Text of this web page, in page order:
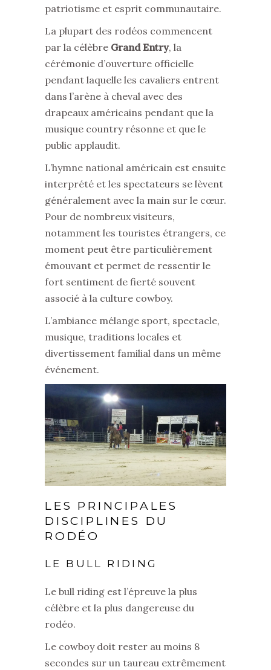
patriotisme et esprit communautaire.
La plupart des rodéos commencent
par la célèbre Grand Entry, la
cérémonie d’ouverture officielle
pendant laquelle les cavaliers entrent
dans l’arène à cheval avec des
drapeaux américains pendant que la
musique country résonne et que le
public applaudit.
L’hymne national américain est ensuite
interprété et les spectateurs se lèvent
généralement avec la main sur le cœur.
Pour de nombreux visiteurs,
notamment les touristes étrangers, ce
moment peut être particulièrement
émouvant et permet de ressentir le
fort sentiment de fierté souvent
associé à la culture cowboy.
L’ambiance mélange sport, spectacle,
musique, traditions locales et
divertissement familial dans un même
événement.
LES PRINCIPALES
DISCIPLINES DU
RODÉO
LE BULL RIDING
Le bull riding est l’épreuve la plus
célèbre et la plus dangereuse du
rodéo.
Le cowboy doit rester au moins 8
secondes sur un taureau extrêmement